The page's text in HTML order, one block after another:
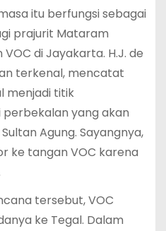
itu berfungsi sebagai
prajurit Mataram
di Jayakarta. H.J. de
terkenal, mencatat
menjadi titik
yang akan
Agung. Sayangnya,
ke tangan VOC karena
tersebut, VOC
ke Tegal. Dalam